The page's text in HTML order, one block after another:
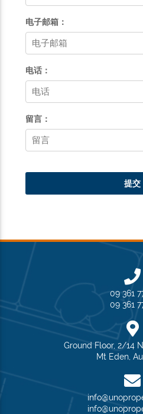
09 361
09 361
Ground Floor, 2/14
Mt Eden,